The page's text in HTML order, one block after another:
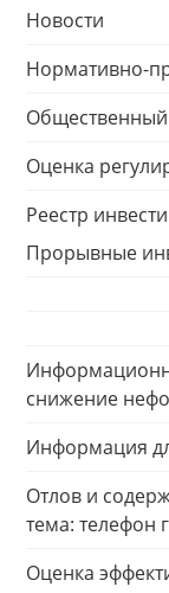
Новости
Нормативно-
Общественный
Оценка
Реестр
Прорывные
снижение
Информация
Отлов и
тема: телефон
Оценка